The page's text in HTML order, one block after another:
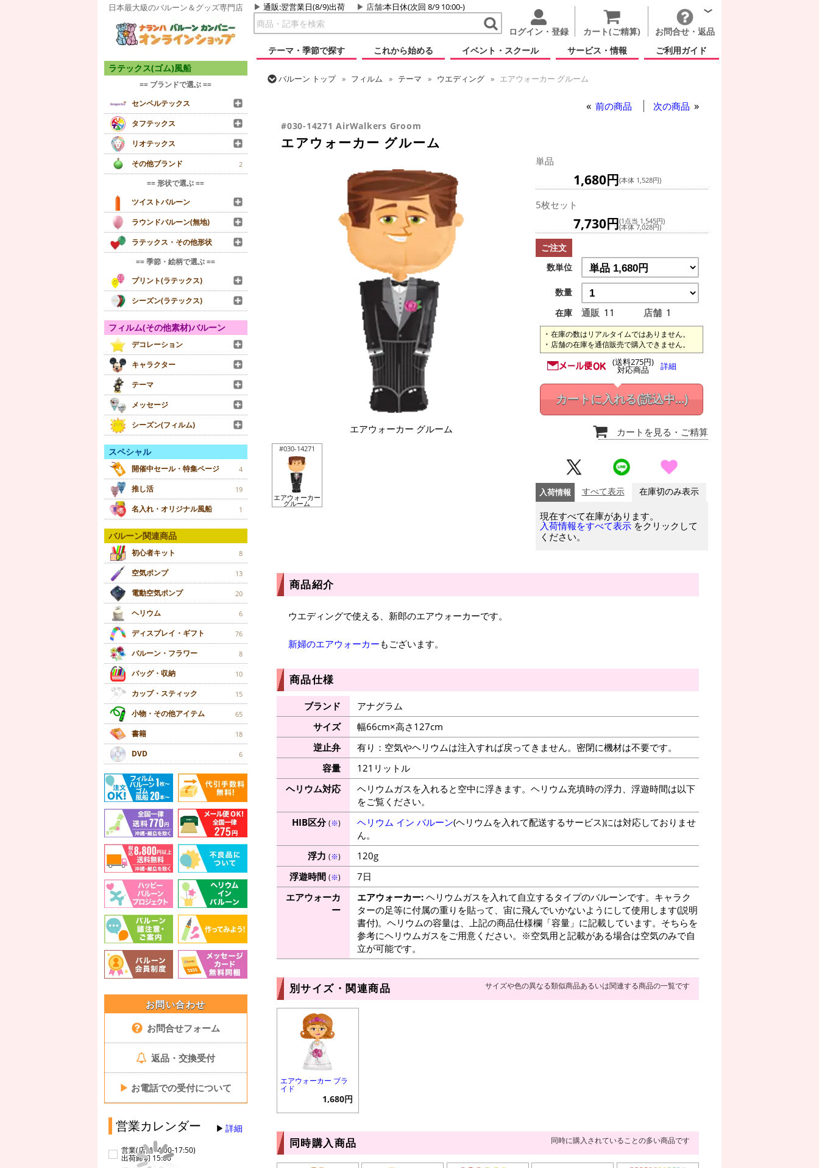
日本最大級のバルーン＆グッズ専門店 通販:翌営業日(8/9)出荷 店舗:本日休(次回 8/9 10:00-)
ログイン・登録 カート(ご精算)
お問合せ・返品
テーマ・季節で探す
これから始める イベント・スクール サービス・情報 ご利用ガイド
ラテックス(ゴム)風船
== ブランドで選ぶ ==
センペルテックス
タフテックス
リオテックス
その他ブランド
2
== 形状で選ぶ ==
ツイストバルーン
ラウンドバルーン(無地)
ラテックス・その他形状
== 季節・絵柄で選ぶ ==
プリント(ラテックス)
シーズン(ラテックス)
フィルム(その他素材)バルーン
デコレーション
キャラクター
テーマ
メッセージ
シーズン(フィルム)
スペシャル
開催中セール・特集ページ 4
推し活 19
名入れ・オリジナル風船 1
バルーン関連商品
初心者キット 8
空気ポンプ 13
電動空気ポンプ 20
ヘリウム 6
ディスプレイ・ギフト 76
バルーン・フラワー 8
バッグ・収納 10
カップ・スティック 15
小物・その他アイテム 65
書籍 18
DVD 6
お問い合わせ
お問合せフォーム
返品・交換受付
▶ お電話での受付について
営業カレンダー 詳細
営業(店舗14:00-17:50)
出荷締切 15:00
バルーン トップ フィルム テーマ ウエディング
エアウォーカー グルーム
前の商品 次の商品
#030-14271 AirWalkers Groom
エアウォーカー グルーム
エアウォーカー グルーム
#030-14271
エアウォーカー
グルーム
単品
1,680円(本体 1,528円)
5枚セット
7,730円(1点当 1,545円)
(本体 7,028円)
ご注文
数単位
数量
在庫
通販 11 店舗 1
在庫の数はリアルタイムではありません。
店舗の在庫を通信販売で購入できません。
(送料275円)
対応商品 詳細
カートに入れる(読込中...)
カートを見る ・ご精算
入荷情報 すべて表示 在庫切のみ表示
現在すべて在庫があります。
入荷情報をすべて表示 をクリックして
ください。
商品紹介
ウエディングで使える、新郎のエアウォーカーです。
新婦のエアウォーカーもございます。
商品仕様
ブランド
アナグラム
サイズ
幅66cm×高さ127cm
逆止弁
有り：空気やヘリウムは注入すれば戻ってきません。密閉に機材は不要です。
容量
121リットル
ヘリウム対応
ヘリウムガスを入れると空中に浮きます。ヘリウム充填時の浮力、浮遊時間は以下
をご覧ください。
HIB区分(※) ヘリウム イン バルーン(ヘリウムを入れて配送するサービス)には対応しておりませ
ん。
浮力 (※)
120g
浮遊時間 (※)
7日
エアウォーカ
ー
エアウォーカー:ヘリウムガスを入れて自立するタイプのバルーンです。キャラク
ターの足等に付属の重りを貼って、宙に飛んでいかないようにして使用します(説明
書付)。ヘリウムの容量は、上記の商品仕様欄「容量」に記載しています。そちらを
参考にヘリウムガスをご用意ください。※空気用と記載がある場合は空気のみで自
立が可能です。
別サイズ・関連商品 サイズや色の異なる類似商品あるいは関連する商品の一覧です
エアウォーカー ブラ
イド
1,680円
同時購入商品 同時に購入されていることの多い商品です